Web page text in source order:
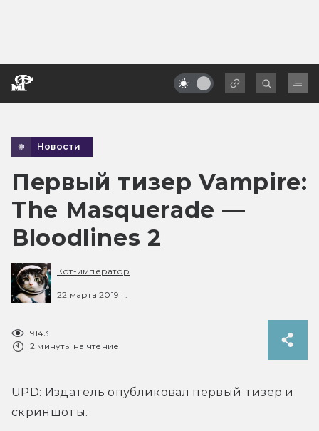
Новости
Первый тизер Vampire:
The Masquerade —
Bloodlines 2
Кот-император
22 марта 2019 г.
9143
2 минуты на чтение
UPD: Издатель опубликовал первый тизер и
скриншоты.